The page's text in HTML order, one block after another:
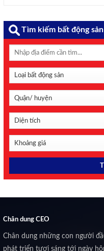
Minh, ...
Tìm kiếm bất động sản
Chân dung CEO
Chân dung những con người
phát triển tươi sáng tới ngày